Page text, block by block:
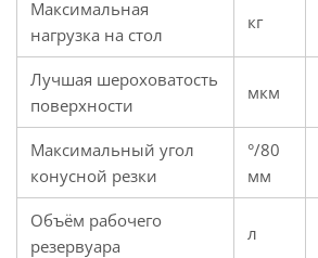
Максимальная
нагрузка на стол
кг
Лучшая шероховатость
поверхности
мкм
Максимальный угол
конусной резки
°/80
мм
Объём рабочего
резервуара
л